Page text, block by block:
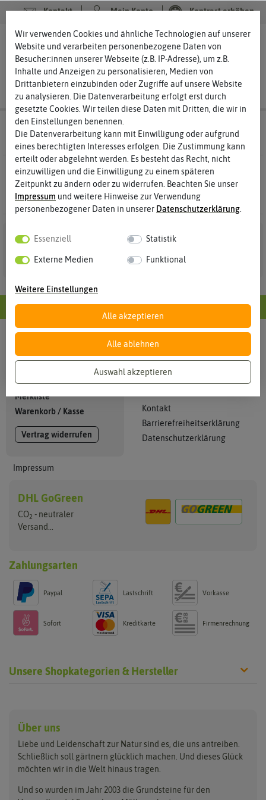
Kontakt Mein Konto Kontrast erhöhen
0 0
SaatgutRasensamen
0 ErgebnisseGefunden in Rasensamen
Filter
Alle Informationen im Überblick
Registrieren
Merkliste
Warenkorb / Kasse
Vertrag widerrufen
Impressum
Info
Kataloge
Zahlung + Versand
Kontakt
Barrierefreiheitserklärung
Datenschutzerklärung
DHL GoGreen
CO2 - neutraler
Versand...
Zahlungsarten
Paypal Lastschrift Vorkasse
Sofort Kreditkarte Firmenrechnung
Unsere Shopkategorien & Hersteller
Anzuchtschalen
Beleuchtung
Folien, Vliese und Netze
Keimsprossen
Saatgut für Werbezwecke
Samen-Sets
Benary
Buzzy Seeds
Clever Pots
Dürr-Samen
FLORTUS
Greenline
Grüne Oase
Über uns
Liebe und Leidenschaft zur Natur sind es, die uns antreiben.
Schließlich soll gärtnern glücklich machen. Und dieses Glück
möchten wir in die Welt hinaus tragen.
Und so wurden im Jahr 2003 die Grundsteine für den
Wir verwenden Cookies und ähnliche Technologien auf unserer
Website und verarbeiten personenbezogene Daten von
Besucher:innen unserer Webseite (z.B. IP-Adresse), um z.B.
Inhalte und Anzeigen zu personalisieren, Medien von
Drittanbietern einzubinden oder Zugriffe auf unsere Website
zu analysieren. Die Datenverarbeitung erfolgt erst durch
gesetzte Cookies. Wir teilen diese Daten mit Dritten, die wir in
den Einstellungen benennen.
Die Datenverarbeitung kann mit Einwilligung oder aufgrund
eines berechtigten Interesses erfolgen. Die Zustimmung kann
erteilt oder abgelehnt werden. Es besteht das Recht, nicht
einzuwilligen und die Einwilligung zu einem späteren
Zeitpunkt zu ändern oder zu widerrufen. Beachten Sie unser
Impressum und weitere Hinweise zur Verwendung
personenbezogener Daten in unserer Daten­schutz­erklärung
Essenziell Statistik
Externe Medien Funktional
Weitere Einstellungen
Alle akzeptieren
Alle ablehnen
Auswahl akzeptieren